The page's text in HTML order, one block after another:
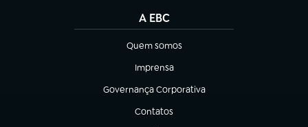
A EBC
Quem somos
(abre em nova aba)
Imprensa
(abre em nova aba)
Governança Corporativa
(abre em nova aba)
Contatos
(abre em nova aba)